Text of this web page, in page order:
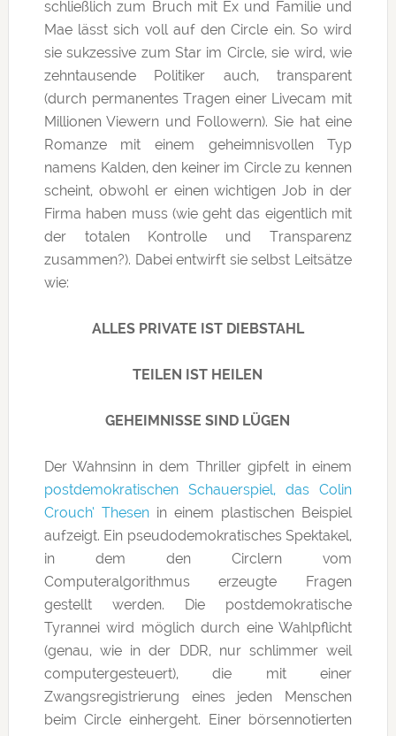
schließlich zum Bruch mit Ex und Familie und
Mae lässt sich voll auf den Circle ein. So wird
sie sukzessive zum Star im Circle, sie wird, wie
zehntausende Politiker auch, transparent
(durch permanentes Tragen einer Livecam mit
Millionen Viewern und Followern). Sie hat eine
Romanze mit einem geheimnisvollen Typ
namens Kalden, den keiner im Circle zu kennen
scheint, obwohl er einen wichtigen Job in der
Firma haben muss (wie geht das eigentlich mit
der totalen Kontrolle und Transparenz
zusammen?). Dabei entwirft sie selbst Leitsätze
wie:
ALLES PRIVATE IST DIEBSTAHL
TEILEN IST HEILEN
GEHEIMNISSE SIND LÜGEN
Der Wahnsinn in dem Thriller gipfelt in einem
postdemokratischen Schauerspiel, das Colin
Crouch‘ Thesenin einem plastischen Beispiel
aufzeigt. Ein pseudodemokratisches Spektakel,
in dem den Circlern vom
Computeralgorithmus erzeugte Fragen
gestellt werden. Die postdemokratische
Tyrannei wird möglich durch eine Wahlpflicht
(genau, wie in der DDR, nur schlimmer weil
computergesteuert), die mit einer
Zwangsregistrierung eines jeden Menschen
beim Circle einhergeht. Einer börsennotierten